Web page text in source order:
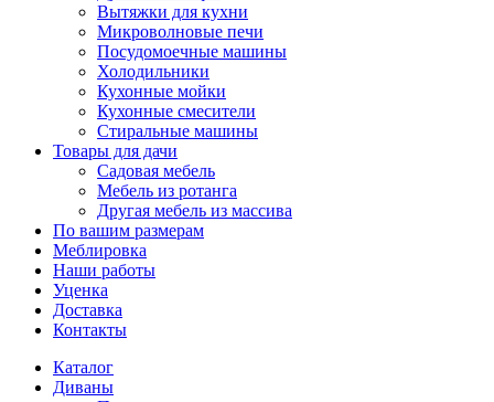
Вытяжки для кухни
Микроволновые печи
Посудомоечные машины
Холодильники
Кухонные мойки
Кухонные смесители
Стиральные машины
Товары для дачи
Садовая мебель
Мебель из ротанга
Другая мебель из массива
По вашим размерам
Меблировка
Наши работы
Уценка
Доставка
Контакты
Каталог
Диваны